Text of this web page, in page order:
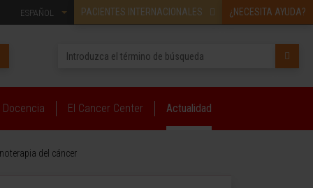
PACIENTES INTERNACIONALES ¿NECESITA AYUDA?
ESPAÑOL
Docencia El Cancer Center Actualidad
del cáncer